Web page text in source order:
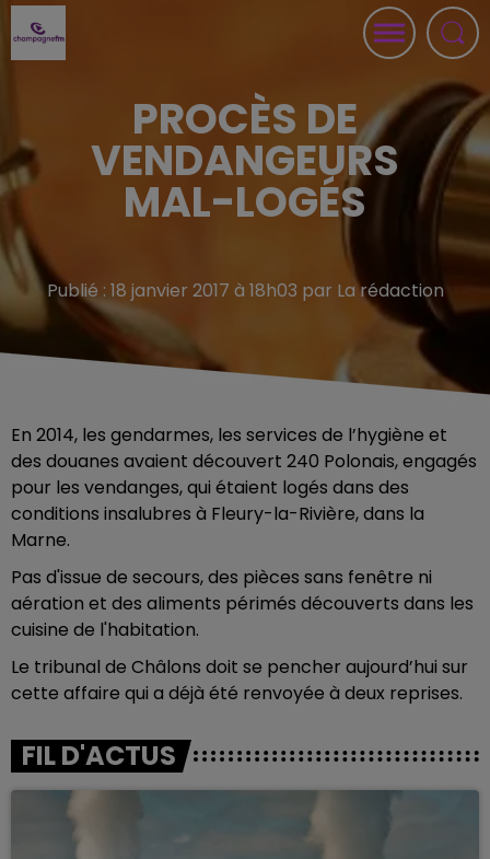
PROCÈS DE
VENDANGEURS
MAL-LOGÉS
Publié : 18 janvier 2017 à 18h03 par La rédaction
En 2014, les gendarmes, les services de l’hygiène et
des douanes avaient découvert 240 Polonais, engagés
pour les vendanges, qui étaient logés dans des
conditions insalubres à Fleury-la-Rivière, dans la
Marne.
Pas d'issue de secours, des pièces sans fenêtre ni
aération et des aliments périmés découverts dans les
cuisine de l'habitation.
Le tribunal de Châlons doit se pencher aujourd’hui sur
cette affaire qui a déjà été renvoyée à deux reprises.
FIL D'ACTUS